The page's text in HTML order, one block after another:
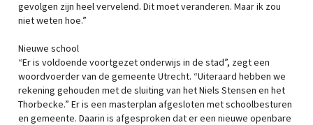
gevolgen zijn heel vervelend. Dit moet veranderen. Maar ik zou
niet weten hoe.”
Nieuwe school
“Er is voldoende voortgezet onderwijs in de stad”, zegt een
woordvoerder van de gemeente Utrecht. “Uiteraard hebben we
rekening gehouden met de sluiting van het Niels Stensen en het
Thorbecke.” Er is een masterplan afgesloten met schoolbesturen
en gemeente. Daarin is afgesproken dat er een nieuwe openbare